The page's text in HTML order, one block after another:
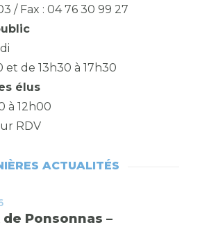
/ Fax : 04 76 30 99 27
et de 13h30 à 17h30
élus
à 12h00
RDV
ACTUALITÉS
de Ponsonnas –